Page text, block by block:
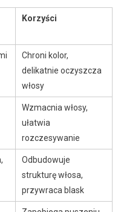
Korzyści
Chroni kolor,
delikatnie oczyszcza
włosy
Wzmacnia włosy,
ułatwia
rozczesywanie
Odbudowuje
strukturę włosa,
przywraca blask